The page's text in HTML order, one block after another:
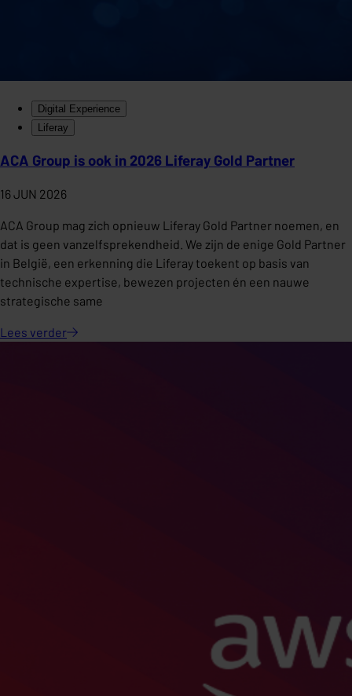
Digital Experience
Liferay
ACA Group is ook in 2026 Liferay Gold Partner
16 JUN 2026
ACA Group mag zich opnieuw Liferay Gold Partner noemen, en
dat is geen vanzelfsprekendheid. We zijn de enige Gold Partner
in België, een erkenning die Liferay toekent op basis van
technische expertise, bewezen projecten én een nauwe
strategische same
Lees verder